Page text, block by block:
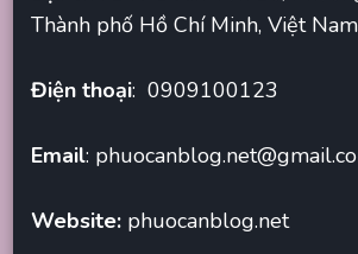
Thành phố Hồ Chí Minh, Việt Nam
Điện thoại: 0909100123
Email:
Website: phuocanblog.net